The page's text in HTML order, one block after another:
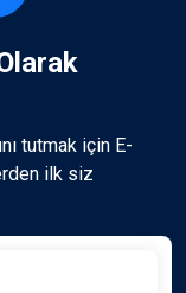
tutmak için E-
ilk siz